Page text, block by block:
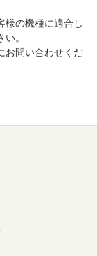
様の機種に適合し
。
お問い合わせくだ